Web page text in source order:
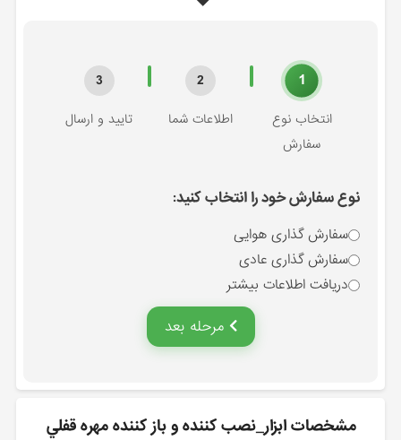
1
انتخاب نوع
سفارش
2
اطلاعات شما
3
تایید و ارسال
نوع سفارش خود را انتخاب کنید:
سفارش گذاری هوایی
سفارش گذاری عادی
دریافت اطلاعات بیشتر
مرحله بعد
مشخصات ابزار_نصب كننده و باز كننده مهره قفلي